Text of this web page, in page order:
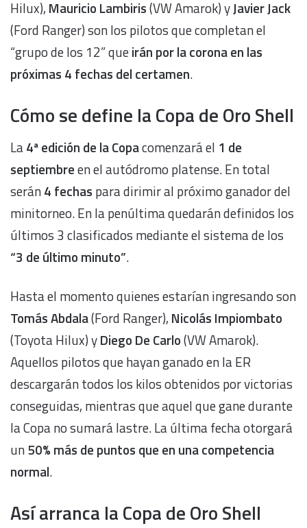
Hilux), Mauricio Lambiris(VW Amarok) yJavier Jack
(Ford Ranger) son los pilotos que completan el
“grupo de los 12” queirán por la corona en las
próximas 4 fechas del certamen.
Cómo se define la Copa de Oro Shell
La4ª edición de la Copacomenzará el 1 de
septiembreen el autódromo platense. En total
serán4 fechas para dirimir al próximo ganador del
minitorneo. En la penúltima quedarán definidos los
últimos 3 clasificados mediante el sistema de los
“3 de último minuto”.
Hasta el momento quienes estarían ingresando son
Tomás Abdala(Ford Ranger), Nicolás Impiombato
(Toyota Hilux) yDiego De Carlo(VW Amarok).
Aquellos pilotos que hayan ganado en la ER
descargarán todos los kilos obtenidos por victorias
conseguidas, mientras que aquel que gane durante
la Copa no sumará lastre. La última fecha otorgará
un50% más de puntos que en una competencia
normal.
Así arranca la Copa de Oro Shell